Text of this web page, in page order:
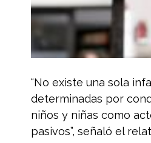
“No existe una sola
determinadas por
niños y niñas como
pasivos”, señaló el